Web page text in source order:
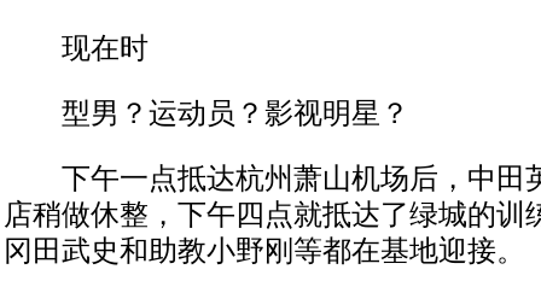
现在时
型男？运动员？影视明星？
下午一点抵达杭州萧山机场后，中田
店稍做休整，下午四点就抵达了绿城的训
冈田武史和助教小野刚等都在基地迎接。